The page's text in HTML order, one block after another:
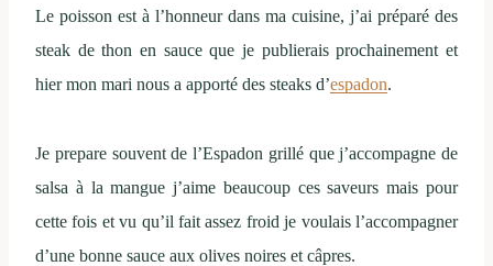
Le poisson est à l’honneur dans ma cuisine, j’ai préparé des
steak de thon en sauce que je publierais prochainement et
hier mon mari nous a apporté des steaks d’espadon.
Je prepare souvent de l’Espadon grillé que j’accompagne de
salsa à la mangue j’aime beaucoup ces saveurs mais pour
cette fois et vu qu’il fait assez froid je voulais l’accompagner
d’une bonne sauce aux olives noires et câpres.